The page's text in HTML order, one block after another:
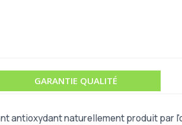
GARANTIE QUALITÉ
antioxydant naturellement produit par